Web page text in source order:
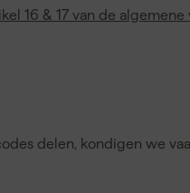
16 & 17 van de
delen, kondigen we